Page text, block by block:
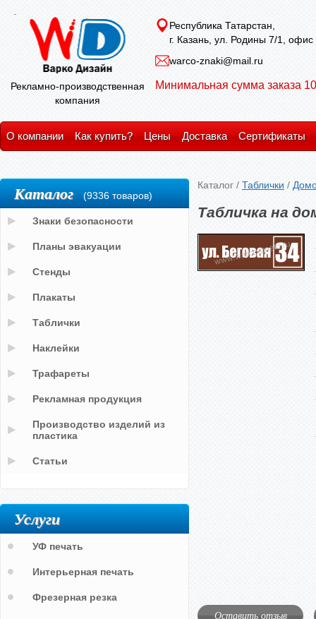
Рекламно-производственная
компания
Республика Татарстан,
г. Казань, ул. Родины 7/1, офис
warco-znaki@mail.ru
Минимальная сумма заказа
О компании Как купить? Цены Доставка Сертификаты
Каталог / Таблички /
Табличка на
Оставить отзыв
Каталог (9336 товаров)
Знаки безопасности
Планы эвакуации
Стенды
Плакаты
Таблички
Наклейки
Трафареты
Рекламная продукция
Производство изделий из
пластика
Статьи
Услуги
УФ печать
Интерьерная печать
Фрезерная резка